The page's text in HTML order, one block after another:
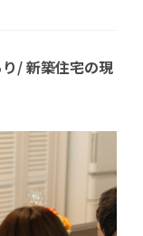
/ 新築住宅の現